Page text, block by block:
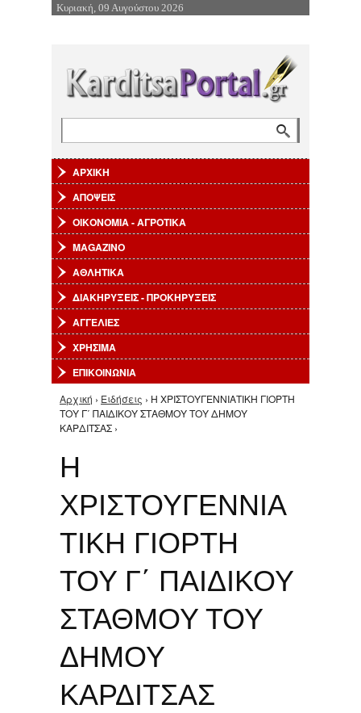
Επιστροφή στην Πλοήγηση
Κυριακή, 09 Αυγούστου 2026
ΑΡΧΙΚΗ
ΑΠΟΨΕΙΣ
ΟΙΚΟΝΟΜΙΑ - ΑΓΡΟΤΙΚΑ
MAGAZINO
ΑΘΛΗΤΙΚΑ
ΔΙΑΚΗΡΥΞΕΙΣ - ΠΡΟΚΗΡΥΞΕΙΣ
ΑΓΓΕΛΙΕΣ
ΧΡΗΣΙΜΑ
ΕΠΙΚΟΙΝΩΝΙΑ
Είστε εδώ
Αρχική › Ειδήσεις › Η ΧΡΙΣΤΟΥΓΕΝΝΙΑΤΙΚΗ ΓΙΟΡΤΗ
ΤΟΥ Γ΄ ΠΑΙΔΙΚΟΥ ΣΤΑΘΜΟΥ ΤΟΥ ΔΗΜΟΥ
ΚΑΡΔΙΤΣΑΣ ›
Η
ΧΡΙΣΤΟΥΓΕΝΝΙΑ
ΤΙΚΗ ΓΙΟΡΤΗ
ΤΟΥ Γ΄ ΠΑΙΔΙΚΟΥ
ΣΤΑΘΜΟΥ ΤΟΥ
ΔΗΜΟΥ
ΚΑΡΔΙΤΣΑΣ